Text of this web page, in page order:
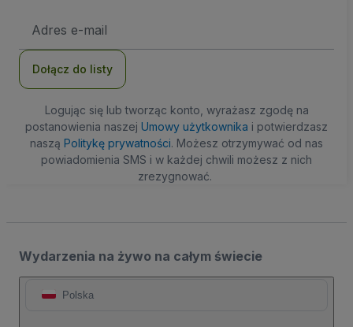
e-
Dołącz do listy
Logując się lub tworząc konto, wyrażasz zgodę na
postanowienia naszej Umowy użytkownika i potwierdzasz
naszą Politykę prywatności. Możesz otrzymywać od nas
powiadomienia SMS i w każdej chwili możesz z nich
zrezygnować.
Wydarzenia na żywo na całym świecie
Polska